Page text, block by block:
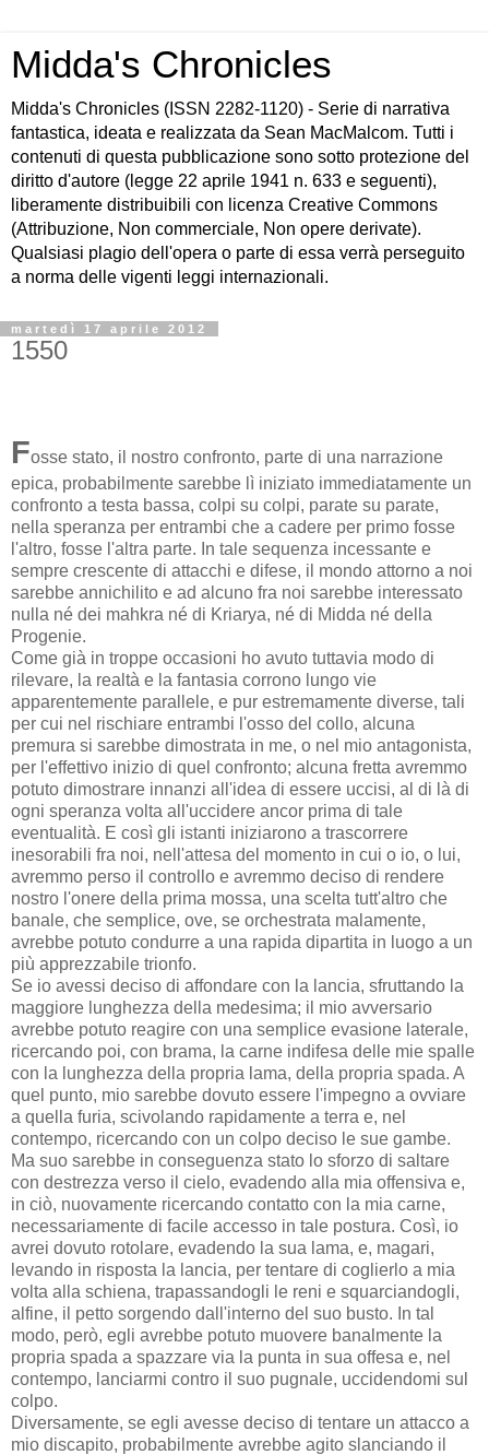
Midda's Chronicles
Midda's Chronicles (ISSN 2282-1120) - Serie di narrativa
fantastica, ideata e realizzata da Sean MacMalcom. Tutti i
contenuti di questa pubblicazione sono sotto protezione del
diritto d'autore (legge 22 aprile 1941 n. 633 e seguenti),
liberamente distribuibili con licenza Creative Commons
(Attribuzione, Non commerciale, Non opere derivate).
Qualsiasi plagio dell'opera o parte di essa verrà perseguito
a norma delle vigenti leggi internazionali.
martedì 17 aprile 2012
1550
Fosse stato, il nostro confronto, parte di una narrazione
epica, probabilmente sarebbe lì iniziato immediatamente un
confronto a testa bassa, colpi su colpi, parate su parate,
nella speranza per entrambi che a cadere per primo fosse
l'altro, fosse l'altra parte. In tale sequenza incessante e
sempre crescente di attacchi e difese, il mondo attorno a noi
sarebbe annichilito e ad alcuno fra noi sarebbe interessato
nulla né dei mahkra né di Kriarya, né di Midda né della
Progenie.
Come già in troppe occasioni ho avuto tuttavia modo di
rilevare, la realtà e la fantasia corrono lungo vie
apparentemente parallele, e pur estremamente diverse, tali
per cui nel rischiare entrambi l'osso del collo, alcuna
premura si sarebbe dimostrata in me, o nel mio antagonista,
per l'effettivo inizio di quel confronto; alcuna fretta avremmo
potuto dimostrare innanzi all'idea di essere uccisi, al di là di
ogni speranza volta all'uccidere ancor prima di tale
eventualità. E così gli istanti iniziarono a trascorrere
inesorabili fra noi, nell'attesa del momento in cui o io, o lui,
avremmo perso il controllo e avremmo deciso di rendere
nostro l'onere della prima mossa, una scelta tutt'altro che
banale, che semplice, ove, se orchestrata malamente,
avrebbe potuto condurre a una rapida dipartita in luogo a un
più apprezzabile trionfo.
Se io avessi deciso di affondare con la lancia, sfruttando la
maggiore lunghezza della medesima; il mio avversario
avrebbe potuto reagire con una semplice evasione laterale,
ricercando poi, con brama, la carne indifesa delle mie spalle
con la lunghezza della propria lama, della propria spada. A
quel punto, mio sarebbe dovuto essere l'impegno a ovviare
a quella furia, scivolando rapidamente a terra e, nel
contempo, ricercando con un colpo deciso le sue gambe.
Ma suo sarebbe in conseguenza stato lo sforzo di saltare
con destrezza verso il cielo, evadendo alla mia offensiva e,
in ciò, nuovamente ricercando contatto con la mia carne,
necessariamente di facile accesso in tale postura. Così, io
avrei dovuto rotolare, evadendo la sua lama, e, magari,
levando in risposta la lancia, per tentare di coglierlo a mia
volta alla schiena, trapassandogli le reni e squarciandogli,
alfine, il petto sorgendo dall'interno del suo busto. In tal
modo, però, egli avrebbe potuto muovere banalmente la
propria spada a spazzare via la punta in sua offesa e, nel
contempo, lanciarmi contro il suo pugnale, uccidendomi sul
colpo.
Diversamente, se egli avesse deciso di tentare un attacco a
mio discapito, probabilmente avrebbe agito slanciando il